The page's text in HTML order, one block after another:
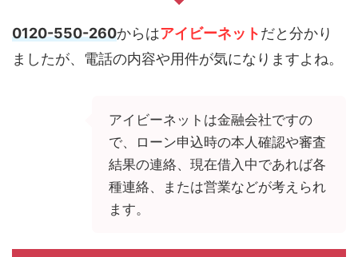
0120-550-260からはアイビーネットだと分かり
ましたが、電話の内容や用件が気になりますよね。
アイビーネットは金融会社ですの
で、ローン申込時の本人確認や審査
結果の連絡、現在借入中であれば各
種連絡、または営業などが考えられ
ます。